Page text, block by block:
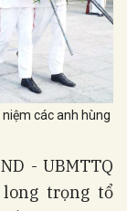
các anh hùng
- UBMTTQ
trọng tổ